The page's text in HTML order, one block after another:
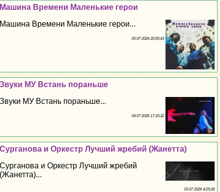
Машина Времени Маленькие герои
Машина Времени Маленькие герои...
05 07 2026 20:55:43
Звуки МУ Встань пораньше
Звуки МУ Встань пораньше...
04 07 2026 17:10:32
Сурганова и Оркестр Лучший жребий (Жанетта)
Сурганова и Оркестр Лучший жребий
(Жанетта)...
03 07 2026 4:25:28